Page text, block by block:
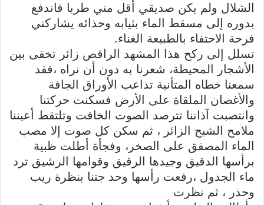
الشلال ولم يكن صديقي أقل مني طربا فاندفع
بدوره إلى مسقط الماء بثيابه وحذائه يشاركني
فرحة الاحتفاء بالطبيعة الغناء.
تسلل إلى ركح هذا المشهد الراقص زائر تخفى بين
الأشجار المحيطة، شعرنا به دون أن نراه ،فقد
سمعنا خطاه المتأنية تداعب الأوراق الجافة
والأغصان الملقاة على الأرض فسكنت حركتنا
وانتصبت آذاننا تترصد الصوت الخافت وتلتقط أعيننا
ملامح الشبح الزائر ، ثم سكن كل صوت إلا مصب
الماء المصفق على الصخر، وفجأة أطلت ظبية
برأسها الدقيق وجيدها الرقيق وقوامها الرشيق ترد
ماء الجدول ،رفعت رأسها وحد جتنا بنظرة ريب
وحذر ، ثم نظرت